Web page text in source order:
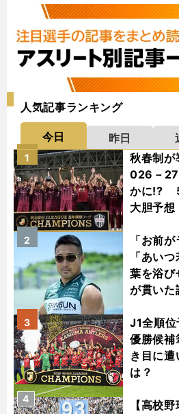
人気記事ランキング
今日 昨日
秋春制が
026－27
かに!?
大胆予想
1
「お前
「あい
葉を浴び
が貫いた
2
J1全順
優勝候
き目に遭
は？
3
【高校
4